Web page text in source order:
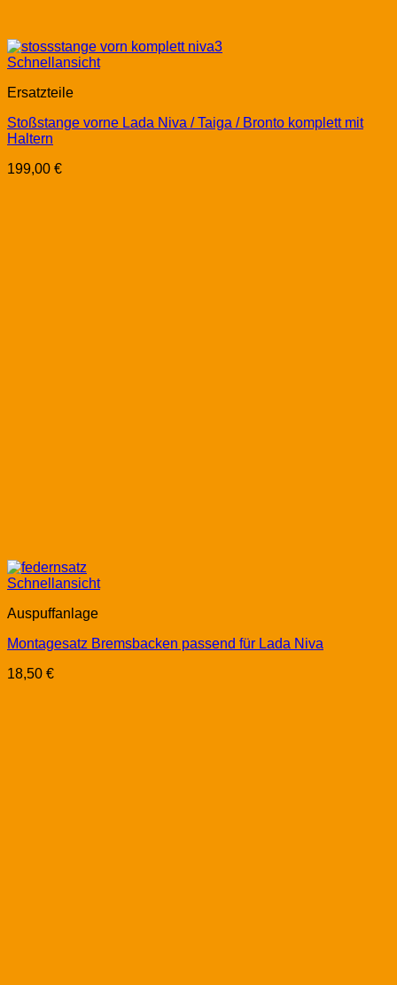
Schnellansicht
Ersatzteile
Stoßstange vorne Lada Niva / Taiga / Bronto komplett mit
Haltern
199,00 €
Schnellansicht
Auspuffanlage
Montagesatz Bremsbacken passend für Lada Niva
18,50 €